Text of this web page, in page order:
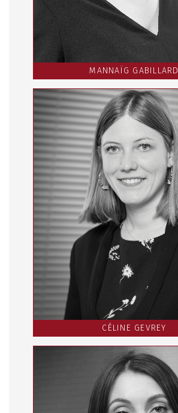
MANNAÏG GABILLARD
CÉLINE GEVREY